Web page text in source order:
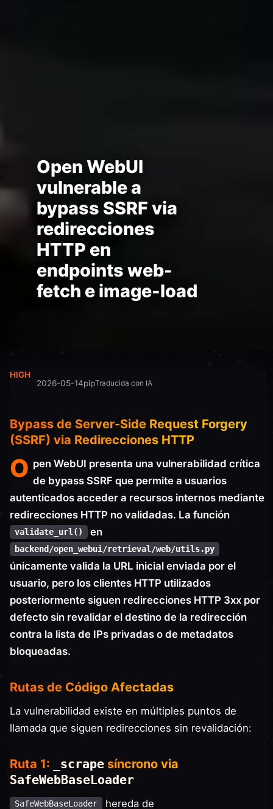
Open WebUI
vulnerable a
bypass SSRF via
redirecciones
HTTP en
endpoints web-
fetch e image-load
HIGH
2026-05-14pipTraducida con IA
Bypass de Server-Side Request Forgery
(SSRF) via Redirecciones HTTP
O pen WebUI presenta una vulnerabilidad crítica
de bypass SSRF que permite a usuarios
autenticados acceder a recursos internos mediante
redirecciones HTTP no validadas. La función
validate_url() en
backend/open_webui/retrieval/web/utils.py
únicamente valida la URL inicial enviada por el
usuario, pero los clientes HTTP utilizados
posteriormente siguen redirecciones HTTP 3xx por
defecto sin revalidar el destino de la redirección
contra la lista de IPs privadas o de metadatos
bloqueadas.
Rutas de Código Afectadas
La vulnerabilidad existe en múltiples puntos de
llamada que siguen redirecciones sin revalidación:
Ruta 1: _scrape síncrono via
SafeWebBaseLoader
SafeWebBaseLoader hereda de